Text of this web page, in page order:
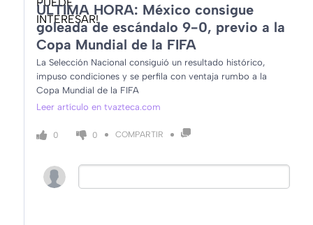
ÚLTIMA HORA: México consigue
goleada de escándalo 9-0, previo a la
Copa Mundial de la FIFA
La Selección Nacional consiguió un resultado histórico,
impuso condiciones y se perfila con ventaja rumbo a la
Copa Mundial de la FIFA
Leer artículo en tvazteca.com
0 0 COMPARTIR